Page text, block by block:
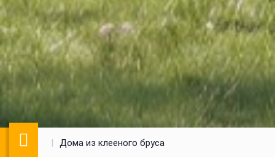
Дома из клееного бруса